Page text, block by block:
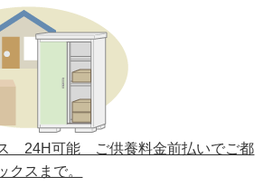
養祭平成28年12月15日(木)
祭 平成28年6月16日(木)
祭 平成27年11月27日
養祭平成26年12月5日
養祭平成26年4月28日
24H可能 ご供養料金前払いでご都
クスまで。